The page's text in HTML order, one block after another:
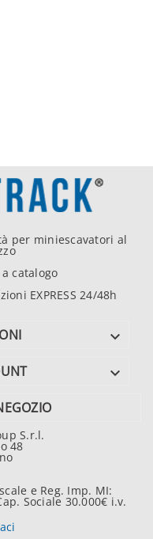
per miniescavatori al
catalogo
EXPRESS 24/48h


S.r.l.
48
e Reg. Imp. MI:
Sociale 30.000€ i.v.